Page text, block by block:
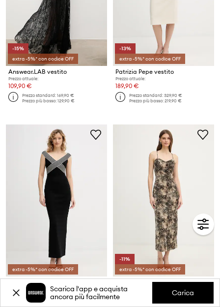
-15%
extra -5%* con codice OFF
Answear.LAB vestito
Prezzo attuale:
109,90 €
Prezzo standard:169,90 €
Prezzo più basso:129,90 €
-13%
extra -5%* con codice OFF
Patrizia Pepe vestito
Prezzo attuale:
189,90 €
Prezzo standard:329,90 €
Prezzo più basso:219,90 €
extra -5%* con codice OFF
Elisabetta Franchi vestito
Prezzo attuale:
329,90 €
-11%
extra -5%* con codice OFF
Guess vestito
Prezzo attuale:
93,99 €
Prezzo standard:169,90 €
Scarica l'app e acquista
ancora più facilmente
Carica